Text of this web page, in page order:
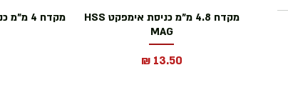
מקדח 4.8 מ"מ כניסת אימפקט HSS
MAG
מחיר
מקדח 4 מ"מ כניסת אימפקט HSS MAG